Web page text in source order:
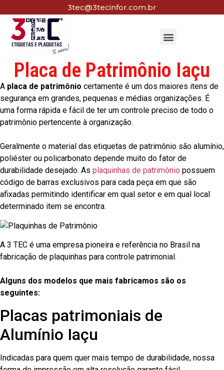
3tec@3tecinfor.com.br
Placa de Patrimônio Iaçu
A placa de patrimônio certamente é um dos maiores itens de
segurança em grandes, pequenas e médias organizações. É
uma forma rápida e fácil de ter um controle preciso de todo o
patrimônio pertencente à organização.
Geralmente o material das etiquetas de patrimônio são alumínio,
poliéster ou policarbonato depende muito do fator de
durabilidade desejado. As plaquinhas de patrimônio possuem
código de barras exclusivos para cada peça em que são
afixadas permitindo identificar em qual setor e em qual local
determinado item se encontra.
A 3 TEC é uma empresa pioneira e referência no Brasil na
fabricação de plaquinhas para controle patrimonial.
Alguns dos modelos que mais fabricamos são os
seguintes:
Placas patrimoniais de
Alumínio Iaçu
Indicadas para quem quer mais tempo de durabilidade, nossa